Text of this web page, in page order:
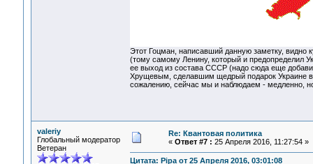
Этот Гоцман, написавший данную заметку, видно
(тому самому Ленину, который и предопределил
ее выход из состава СССР (надо сюда еще
Хрущевым, сделавшим щедрый подарок Украине
сожалению, сейчас мы и наблюдаем - медленно,
valeriy
Глобальный модератор
Ветеран
Re: Квантовая политика
« Ответ #7 : 25 Апреля 2016, 11:27:54 »
Цитата: Pipa от 25 Апреля 2016, 03:01:08